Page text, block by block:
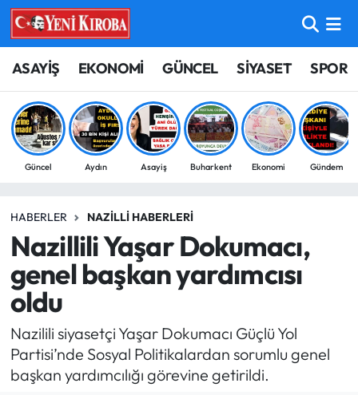
ASAYİŞ EKONOMİ GÜNCEL SİYASET SPOR
Güncel Aydın Asayiş Buharkent Ekonomi Gündem
HABERLER NAZILLI HABERLERI
Nazillili Yaşar Dokumacı,
genel başkan yardımcısı
oldu
Nazilili siyasetçi Yaşar Dokumacı Güçlü Yol
Partisi’nde Sosyal Politikalardan sorumlu genel
başkan yardımcılığı görevine getirildi.
ASAYİŞ
BİLİM-TEKNOLOJİ
ÇEVRE
EĞİTİM
EKONOMİ
GÜNCEL
GÜNDEM
MAGAZİN
Aydın Nöbetçi Eczaneler
Aydın Hava Durumu
Aydin Namaz Vakitleri
Süper Lig Puan Durumu ve Fikstür
Tüm Manşetler
Son Dakika Haberleri
Haber Arşivi